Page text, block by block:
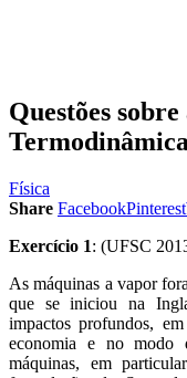
Questões
Física
Share FacebookPinterest
Exercício 1: (UFSC
As máquinas a vapor
que se iniciou na
impactos profundos,
economia e no modo
máquinas, em